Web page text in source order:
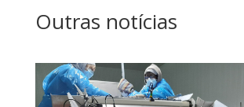
Outras notícias